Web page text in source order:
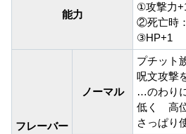
能力
①攻撃力
②死亡時
③HP+1
フレーバー
ノーマル
プチット
呪文攻撃
…のわり
低く 高
さっぱり